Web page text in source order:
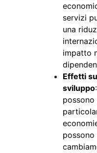
servizi
una
impatto
Effetti
sviluppo
possono